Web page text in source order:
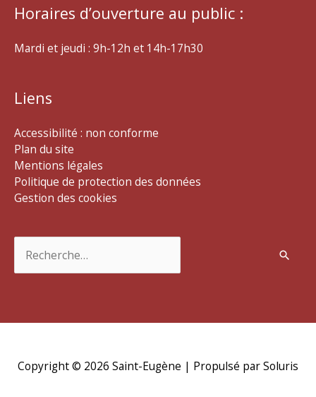
Horaires d’ouverture au public :
Mardi et jeudi : 9h-12h et 14h-17h30
Liens
Accessibilité : non conforme
Plan du site
Mentions légales
Politique de protection des données
Gestion des cookies
Copyright © 2026 Saint-Eugène | Propulsé par Soluris